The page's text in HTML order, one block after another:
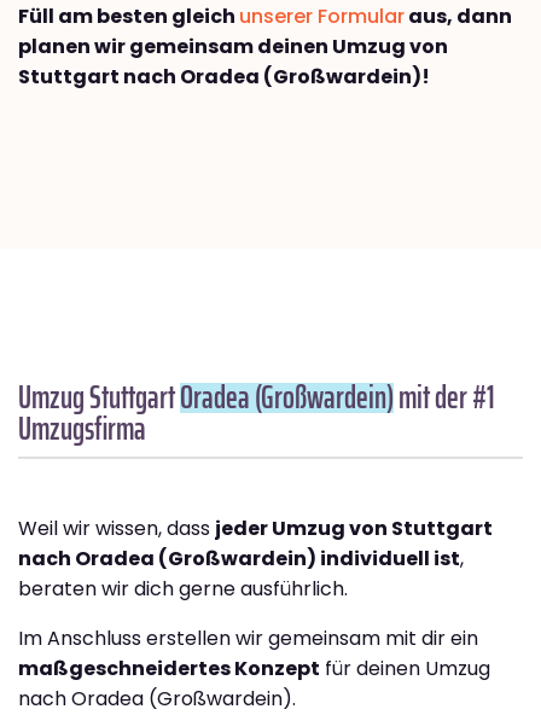
Füll am besten gleich unserer Formularaus, dann
planen wir gemeinsam deinen Umzug von
Stuttgart nach Oradea (Großwardein)!
Umzug StuttgartOradea (Großwardein)mit der #1
Umzugsfirma
Weil wir wissen, dass jeder Umzug von Stuttgart
nach Oradea (Großwardein) individuell ist,
beraten wir dich gerne ausführlich.
Im Anschluss erstellen wir gemeinsam mit dir ein
maßgeschneidertes Konzept für deinen Umzug
nach Oradea (Großwardein).